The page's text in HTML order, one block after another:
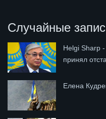
Случайные
Helgi Sharp
принял
Елена